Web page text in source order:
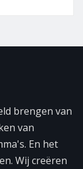
brengen van
van
En het
Wij creëren